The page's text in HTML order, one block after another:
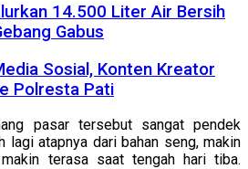
14.500 Liter Air Bersih
Gabus
Sosial, Konten Kreator
Polresta Pati
pasar tersebut sangat pendek
lagi atapnya dari bahan seng, makin
terasa saat tengah hari tiba.